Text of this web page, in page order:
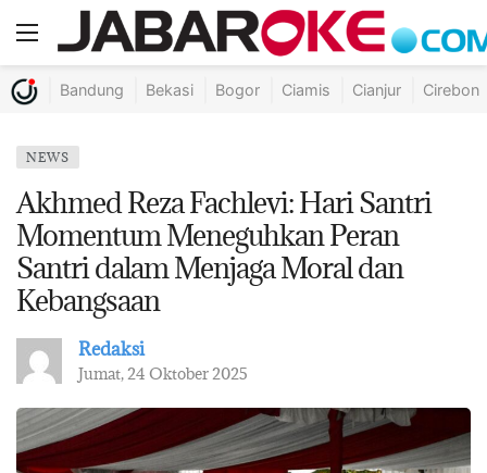
Bandung Bekasi Bogor Ciamis Cianjur Cirebon
NEWS
Akhmed Reza Fachlevi: Hari Santri
Momentum Meneguhkan Peran
Santri dalam Menjaga Moral dan
Kebangsaan
Redaksi
Jumat, 24 Oktober 2025